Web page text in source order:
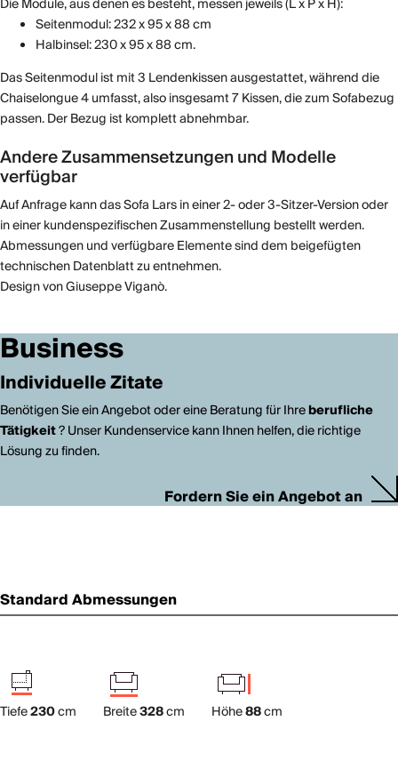
Seitenmodul: 232 x 95 x 88 cm
Halbinsel: 230 x 95 x 88 cm.
Das Seitenmodul ist mit 3 Lendenkissen ausgestattet, während die
Chaiselongue 4 umfasst, also insgesamt 7 Kissen, die zum Sofabezug
passen. Der Bezug ist komplett abnehmbar.
Andere Zusammensetzungen und Modelle
verfügbar
Auf Anfrage kann das Sofa Lars in einer 2- oder 3-Sitzer-Version oder
in einer kundenspezifischen Zusammenstellung bestellt werden.
Abmessungen und verfügbare Elemente sind dem beigefügten
technischen Datenblatt zu entnehmen.
Design von Giuseppe Viganò.
Business
Individuelle Zitate
Benötigen Sie ein Angebot oder eine Beratung für Ihreberufliche
Tätigkeit? Unser Kundenservice kann Ihnen helfen, die richtige
Lösung zu finden.
Fordern Sie ein Angebot an
Standard Abmessungen
Tiefe230cm Breite328cm Höhe88cm